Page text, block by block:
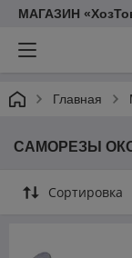
МАГАЗИН
Главная
САМОРЕЗЫ
Сортировка